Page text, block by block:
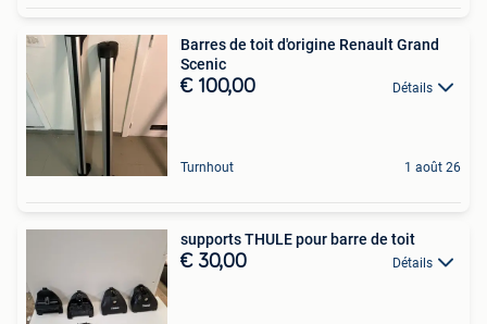
Barres de toit d'origine Renault Grand
Scenic
€ 100,00 Détails
Turnhout 1 août 26
supports THULE pour barre de toit
€ 30,00 Détails